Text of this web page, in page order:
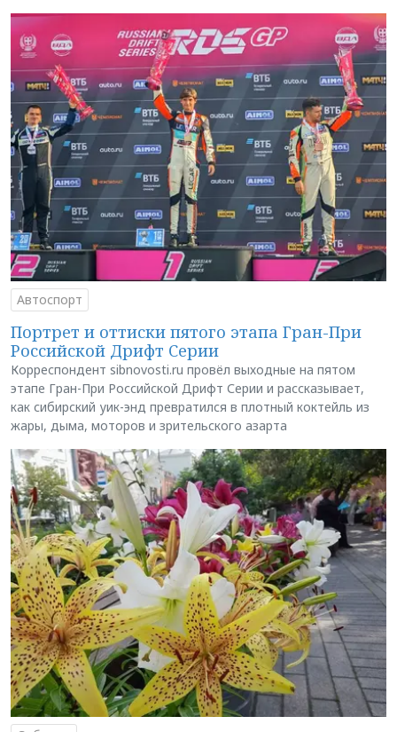
Автоспорт
Портрет и оттиски пятого этапа Гран-При
Российской Дрифт Серии
Корреспондент sibnovosti.ru провёл выходные на пятом
этапе Гран-При Российской Дрифт Серии и рассказывает,
как сибирский уик-энд превратился в плотный коктейль из
жары, дыма, моторов и зрительского азарта